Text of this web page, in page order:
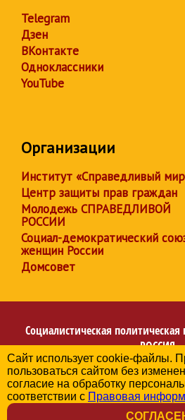
Telegram
Дзен
ВКонтакте
Одноклассники
YouTube
Организации
Институт «Справедливый
Центр защиты прав граждан
Молодежь СПРАВЕДЛИВОЙ
РОССИИ
Социал-демократический
женщин России
Домсовет
Социалистическая политическая
РОССИЯ
Региональное отделение
области
© 2006-2026
Политика в отношении
Сайт использует cookie-файлы.
пользоваться сайтом без
согласие на обработку
соответствии с Правовая